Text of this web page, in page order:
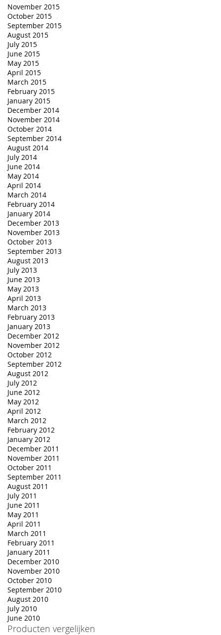
November 2015
October 2015
September 2015
August 2015
July 2015
June 2015
May 2015
April 2015
March 2015
February 2015
January 2015
December 2014
November 2014
October 2014
September 2014
August 2014
July 2014
June 2014
May 2014
April 2014
March 2014
February 2014
January 2014
December 2013
November 2013
October 2013
September 2013
August 2013
July 2013
June 2013
May 2013
April 2013
March 2013
February 2013
January 2013
December 2012
November 2012
October 2012
September 2012
August 2012
July 2012
June 2012
May 2012
April 2012
March 2012
February 2012
January 2012
December 2011
November 2011
October 2011
September 2011
August 2011
July 2011
June 2011
May 2011
April 2011
March 2011
February 2011
January 2011
December 2010
November 2010
October 2010
September 2010
August 2010
July 2010
June 2010
Producten vergelijken